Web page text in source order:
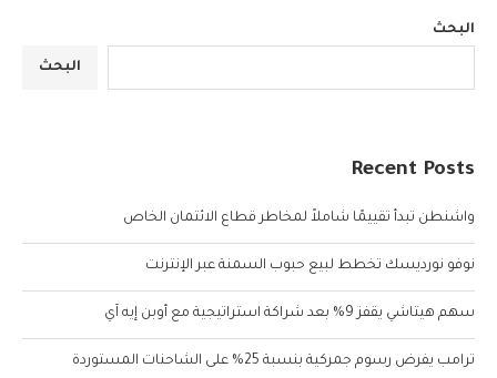
البحث
البحث
Recent Posts
واشنطن تبدأ تقييمًا شاملاً لمخاطر قطاع الائتمان الخاص
نوفو نورديسك تخطط لبيع حبوب السمنة عبر الإنترنت
سهم هيتاشي يقفز 9% بعد شراكة استراتيجية مع أوبن إيه آي
ترامب يفرض رسوم جمركية بنسبة 25% على الشاحنات المستوردة